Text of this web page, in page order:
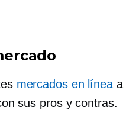
mercados en líneaa
sus pros y contras.